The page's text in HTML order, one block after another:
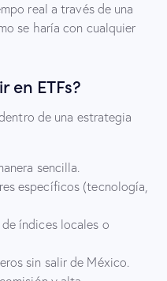
real a través de una
se haría con cualquier
en ETFs?
de una estrategia
sencilla.
específicos (tecnología,
índices locales o
sin salir de México.